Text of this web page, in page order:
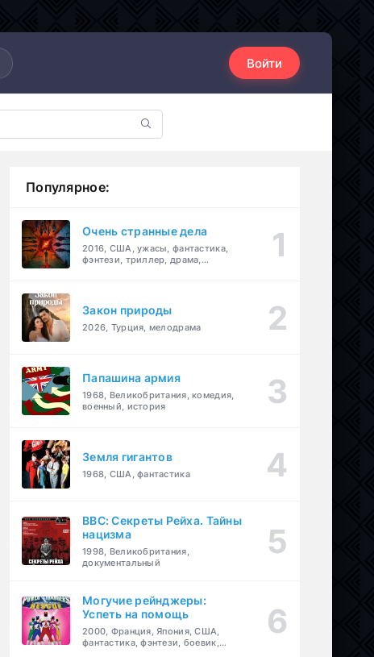
Войти
Популярное:
Очень странные дела
2016, США, ужасы, фантастика,
фэнтези, триллер, драма,
Закон природы
2026, Турция, мелодрама
Папашина армия
1968, Великобритания, комедия,
военный, история
Земля гигантов
1968, США, фантастика
BBC: Секреты Рейха. Тайны
нацизма
1998, Великобритания,
документальный
Могучие рейнджеры:
Успеть на помощь
2000, Франция, Япония, США,
фантастика, фэнтези, боевик,